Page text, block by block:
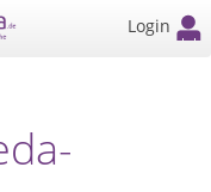
Login